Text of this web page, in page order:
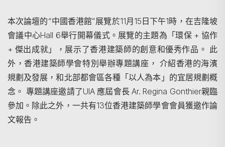
本次論壇的“中國香港館”展覽於11月15日下午1時，在吉隆坡
會議中心Hall 6舉行開幕儀式。展覽的主題為「環保 + 協作
+ 傑出成就」，展示了香港建築師的創意和優秀作品。 此
外，香港建築師學會特別舉辦專題講座， 介紹香港的海濱
規劃及發展，和北部都會區各種「以人為本」的宜居規劃概
念。 專題講座邀請了UIA 應屆會長 Ar. Regina Gonthier親臨
參加。除此之外，一共有13位香港建築師學會會員獲邀作論
文報告。